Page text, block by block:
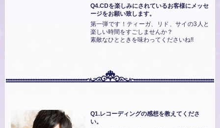
Q4.CDを楽しみにされているお客様にメッセ
ージをお願い致します。
第一弾です！ティーガ、リド、サイの3人と
楽しい時間をすごしませんか？
素敵なひとときを味わってくださいね!!
Q1.レコーディングの感想を教えてくださ
い。